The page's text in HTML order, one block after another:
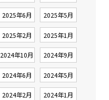
2025年6月 2025年5月
2025年2月 2025年1月
2024年10月 2024年9月
2024年6月 2024年5月
2024年2月 2024年1月